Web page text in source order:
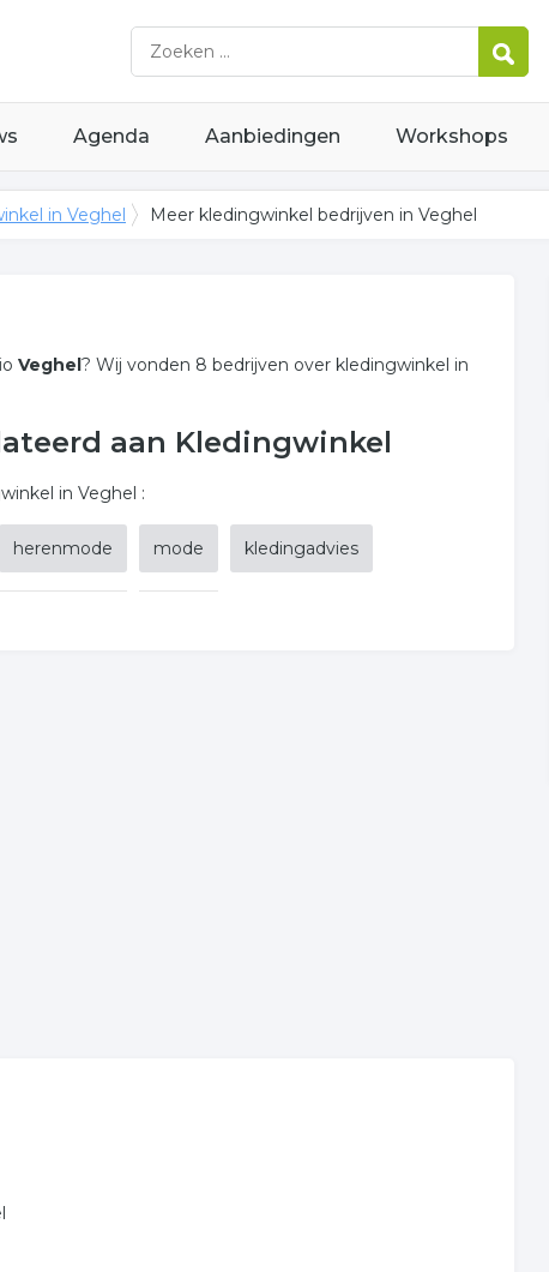
Agenda Aanbiedingen Workshops
in Veghel Meer kledingwinkel bedrijven in Veghel
Veghel? Wij vonden 8 bedrijven over kledingwinkel in
aan Kledingwinkel
in Veghel :
herenmode mode kledingadvies